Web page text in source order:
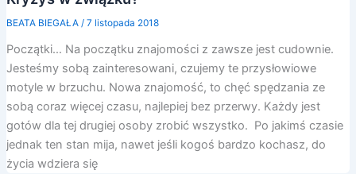
BEATA BIEGAŁA / 7 listopada 2018
Początki… Na początku znajomości z zawsze jest cudownie.
Jesteśmy sobą zainteresowani, czujemy te przysłowiowe
motyle w brzuchu. Nowa znajomość, to chęć spędzania ze
sobą coraz więcej czasu, najlepiej bez przerwy. Każdy jest
gotów dla tej drugiej osoby zrobić wszystko. Po jakimś czasie
jednak ten stan mija, nawet jeśli kogoś bardzo kochasz, do
życia wdziera się